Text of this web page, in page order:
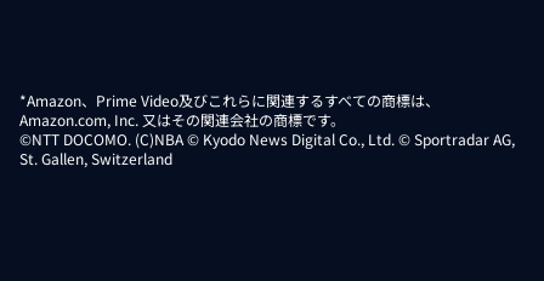
*Amazon、Prime Video及びこれらに関連するすべての商標は、
Amazon.com, Inc. 又はその関連会社の商標です。
©NTT DOCOMO. (C)NBA © Kyodo News Digital Co., Ltd. © Sportradar AG,
St. Gallen, Switzerland